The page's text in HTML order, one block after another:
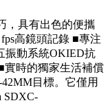
，具有出色的便攜
高鏡頭記錄 ■專注
振動系統OKIED抗
實時的獨家生活補償
目標。它僅用
SDXC-